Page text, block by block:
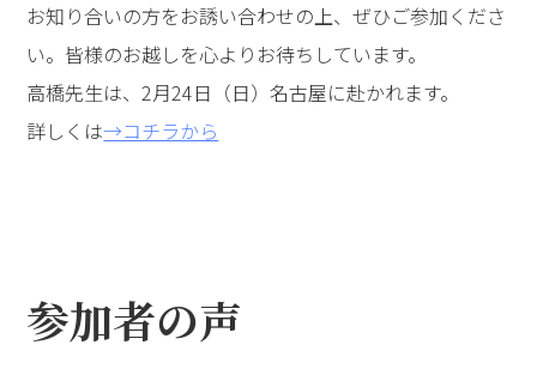
お知り合いの方をお誘い合わせの上、ぜひご参加くださ
い。皆様のお越しを心よりお待ちしています。
高橋先生は、2月24日（日）名古屋に赴かれます。
詳しくは→コチラから
参加者の声